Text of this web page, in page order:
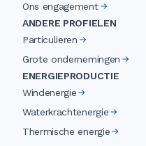
Ons engagement
ANDERE PROFIELEN
Particulieren
Grote ondernemingen
ENERGIEPRODUCTIE
Windenergie
Waterkrachtenergie
Thermische energie